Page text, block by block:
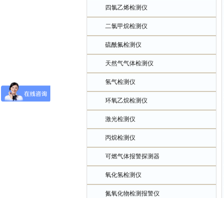
四氯乙烯检测仪
二氯甲烷检测仪
硫酰氟检测仪
天然气气体检测仪
氢气检测仪
环氧乙烷检测仪
激光检测仪
丙烷检测仪
可燃气体报警探测器
氧化氢检测仪
氮氧化物检测报警仪